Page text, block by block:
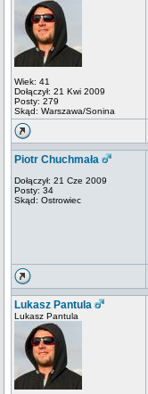
Wiek: 41
Dołączył: 21 Kwi 2009
Posty: 279
Skąd: Warszawa/Sonina
Piotr Chuchmała
Dołączył: 21 Cze 2009
Posty: 34
Skąd: Ostrowiec
Lukasz Pantula
Lukasz Pantula